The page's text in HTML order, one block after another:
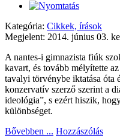
Kategória: Cikkek, írások
Megjelent: 2014. június 03.
A nantes-i gimnazista fiúk
kavart, és tovább mélyítette
tavalyi törvénybe iktatása óta
konzervatív szerző szerint a
ideológia”, s ezért hiszik,
különbséget.
Bővebben ... Hozzászólás